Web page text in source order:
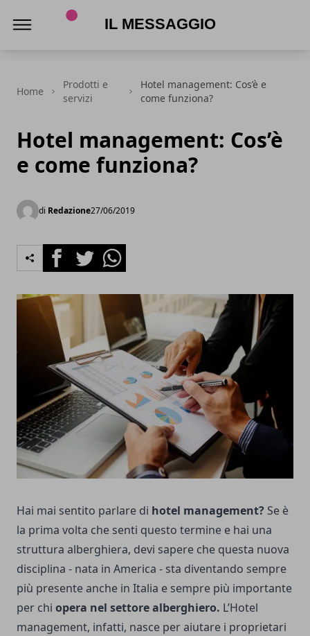
Home
Prodotti e
servizi
Hotel management: Cos’è e
come funziona?
Hotel management: Cos’è
e come funziona?
di Redazione27/06/2019
FacebookTwitterWhatsapp
Hai mai sentito parlare di hotel management? Se è
la prima volta che senti questo termine e hai una
struttura alberghiera, devi sapere che questa nuova
disciplina - nata in America - sta diventando sempre
più presente anche in Italia e sempre più importante
per chi opera nel settore alberghiero. L’Hotel
management, infatti, nasce per aiutare i proprietari